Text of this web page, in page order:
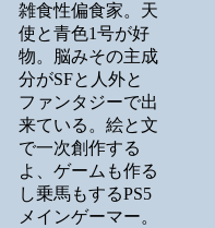
雑食性偏食家。天
使と青色1号が好
物。脳みその主成
分がSFと人外と
ファンタジーで出
来ている。絵と文
で一次創作する
よ、ゲームも作る
し乗馬もするPS5
メインゲーマー。